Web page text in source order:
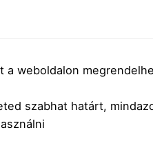
a weboldalon
szabhat határt,